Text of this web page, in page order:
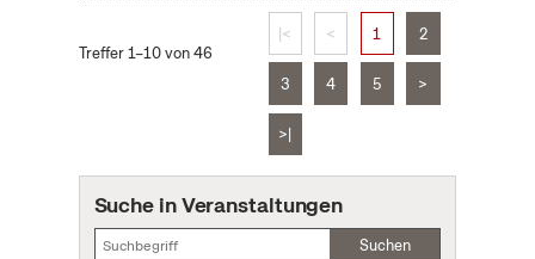
Treffer 1–10 von 46
|< < 1 2
3 4 5 >
>|
Suche in Veranstaltungen
Suchen